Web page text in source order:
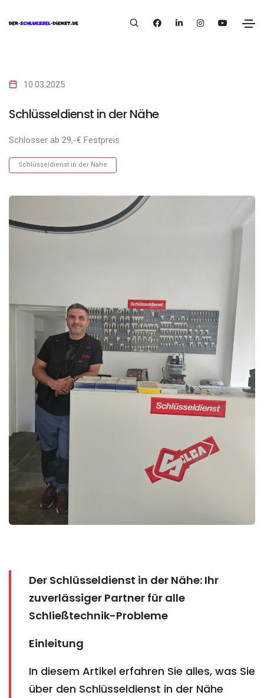
10.03.2025
Schlüsseldienst in der Nähe
Schlosser ab 29,-€ Festpreis
Schlüsseldienst in der Nähe
Der Schlüsseldienst in der Nähe: Ihr
zuverlässiger Partner für alle
Schließtechnik-Probleme
Einleitung
In diesem Artikel erfahren Sie alles, was Sie
über den Schlüsseldienst in der Nähe